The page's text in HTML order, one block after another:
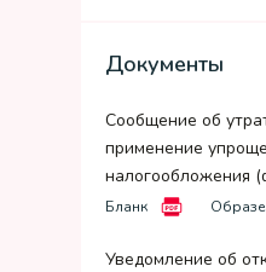
Документы
Сообщение об
применение
налогообложения
Бланк
Уведомление об